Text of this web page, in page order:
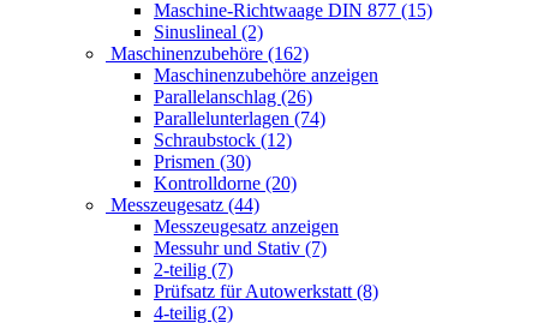
Maschine-Richtwaage DIN 877 (15)
Sinuslineal (2)
Maschinenzubehöre (162)
Maschinenzubehöre anzeigen
Parallelanschlag (26)
Parallelunterlagen (74)
Schraubstock (12)
Prismen (30)
Kontrolldorne (20)
Messzeugesatz (44)
Messzeugesatz anzeigen
Messuhr und Stativ (7)
2-teilig (7)
Prüfsatz für Autowerkstatt (8)
4-teilig (2)